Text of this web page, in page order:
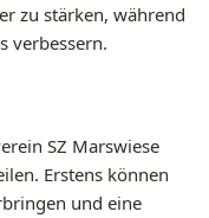
zu stärken, während
verbessern.
SZ Marswiese
Erstens können
und eine